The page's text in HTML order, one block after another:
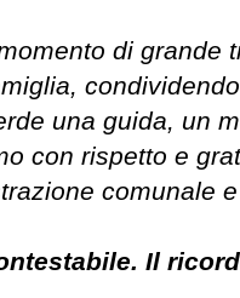
di grande
una guida, un
con rispetto e
comunale
Il